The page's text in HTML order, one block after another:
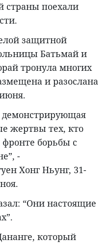
страны поехали
защитной
Батьмай и
тронула многих
и разослана
демонстрирующая
жертвы тех, кто
борьбы с
-
Хонг Ньунг, 31-
“Они настоящие
который